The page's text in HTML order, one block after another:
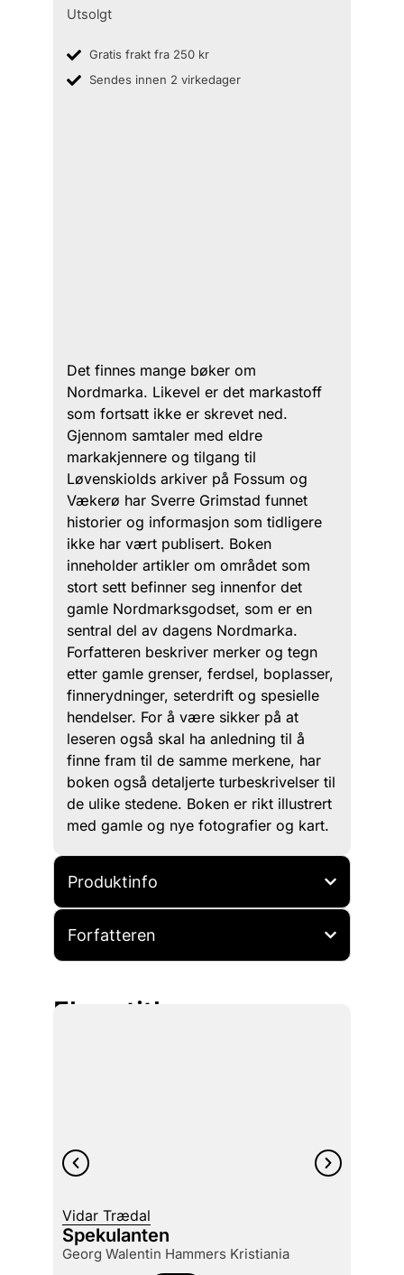
Utsolgt
Gratis frakt fra 250 kr
Sendes innen 2 virkedager
Det finnes mange bøker om
Nordmarka. Likevel er det markastoff
som fortsatt ikke er skrevet ned.
Gjennom samtaler med eldre
markakjennere og tilgang til
Løvenskiolds arkiver på Fossum og
Vækerø har Sverre Grimstad funnet
historier og informasjon som tidligere
ikke har vært publisert. Boken
inneholder artikler om området som
stort sett befinner seg innenfor det
gamle Nordmarksgodset, som er en
sentral del av dagens Nordmarka.
Forfatteren beskriver merker og tegn
etter gamle grenser, ferdsel, boplasser,
finnerydninger, seterdrift og spesielle
hendelser. For å være sikker på at
leseren også skal ha anledning til å
finne fram til de samme merkene, har
boken også detaljerte turbeskrivelser til
de ulike stedene. Boken er rikt illustrert
med gamle og nye fotografier og kart.
Produktinfo
Forfatteren
Flere titler
Vidar Trædal
Spekulanten
Georg Walentin Hammers Kristiania